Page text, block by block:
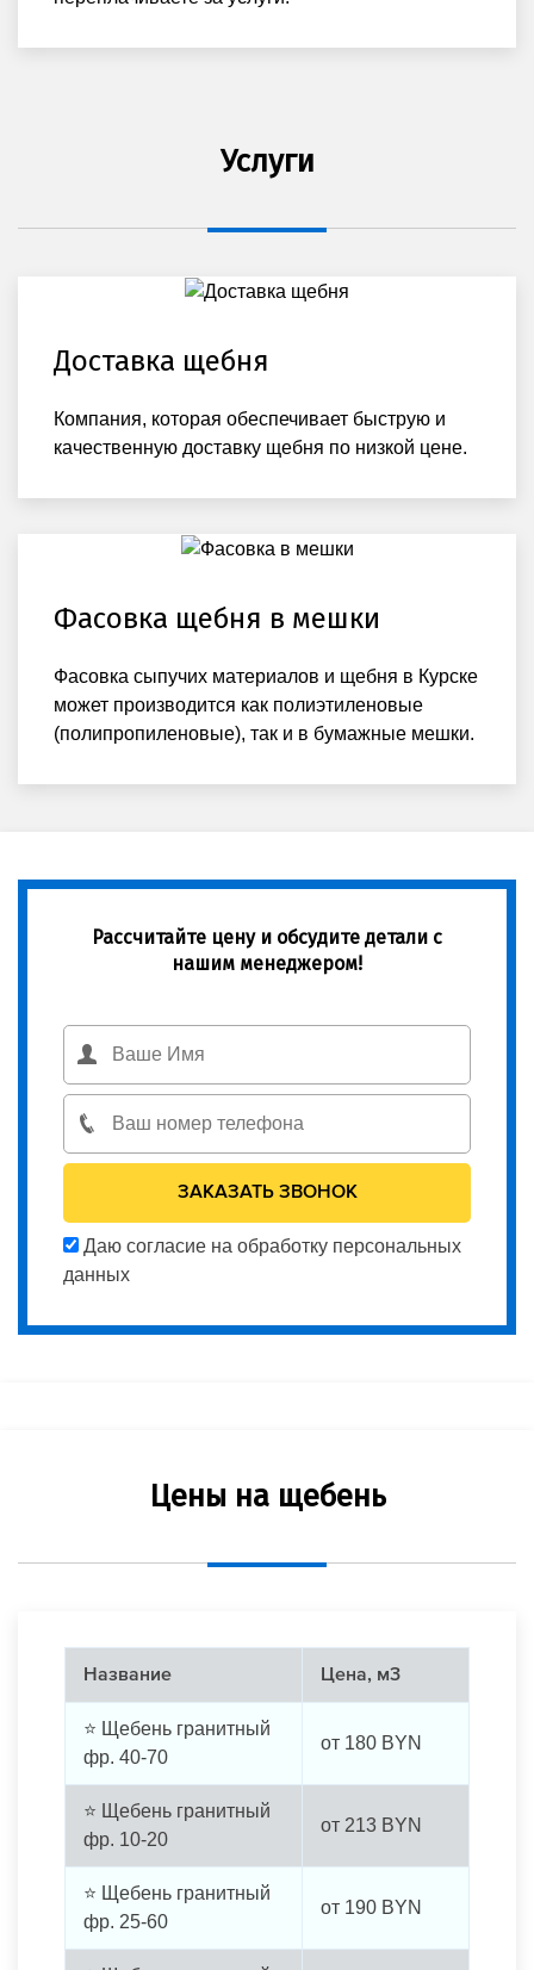
Услуги
Доставка щебня
Компания, которая обеспечивает быструю и
качественную доставку щебня по низкой цене.
Фасовка щебня в мешки
Фасовка сыпучих материалов и щебня в Курске
может производится как полиэтиленовые
(полипропиленовые), так и в бумажные мешки.
Рассчитайте цену и обсудите детали с
нашим менеджером!
Даю согласие на обработку персональных
данных
Цены на щебень
Название Цена, м3
⭐ Щебень гранитный
фр. 40-70
от 180 BYN
⭐ Щебень гранитный
фр. 10-20
от 213 BYN
⭐ Щебень гранитный
фр. 25-60
от 190 BYN